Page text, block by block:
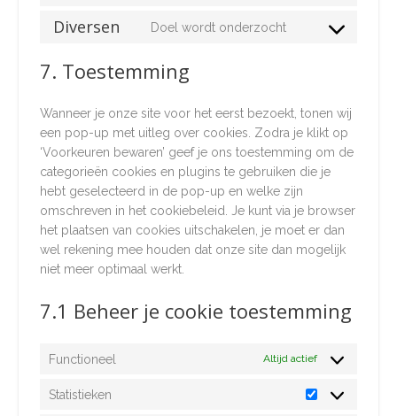
recaptcha
service
Diversen Doel wordt onderzocht
Consent
7. Toestemming
Wanneer je onze site voor het eerst bezoekt, tonen wij
een pop-up met uitleg over cookies. Zodra je klikt op
‘Voorkeuren bewaren’ geef je ons toestemming om de
categorieën cookies en plugins te gebruiken die je
hebt geselecteerd in de pop-up en welke zijn
omschreven in het cookiebeleid. Je kunt via je browser
het plaatsen van cookies uitschakelen, je moet er dan
wel rekening mee houden dat onze site dan mogelijk
niet meer optimaal werkt.
7.1 Beheer je cookie toestemming
Functioneel Altijd actief
Statistieken
Statistieken